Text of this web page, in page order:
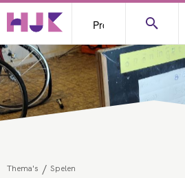
Thema's / Spelen